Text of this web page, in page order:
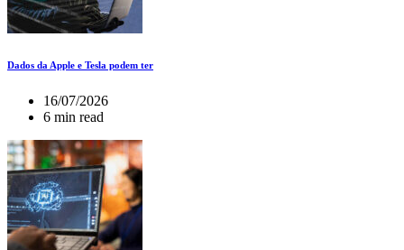
Dados da Apple e Tesla podem ter
16/07/2026
6 min read